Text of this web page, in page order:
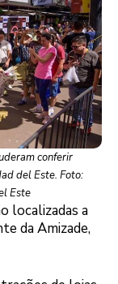
conferir
del Este. Foto:
Este
localizadas a
da Amizade,